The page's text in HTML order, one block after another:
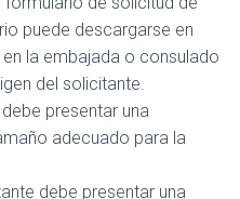
puede descargarse en
la embajada o consulado
del solicitante.
presentar una
adecuado para la
debe presentar una